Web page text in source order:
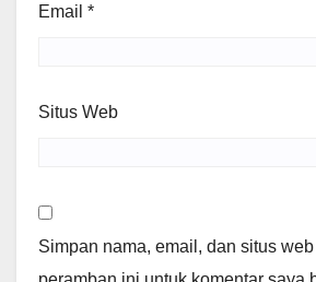
Email *
Situs Web
Simpan nama, email, dan situs